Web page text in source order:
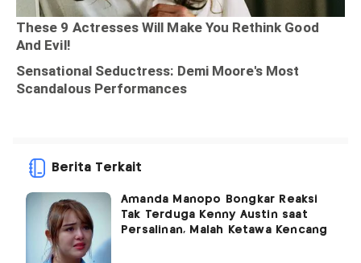
Berita Terkait
Amanda Manopo Bongkar Reaksi
Tak Terduga Kenny Austin saat
Persalinan, Malah Ketawa Kencang